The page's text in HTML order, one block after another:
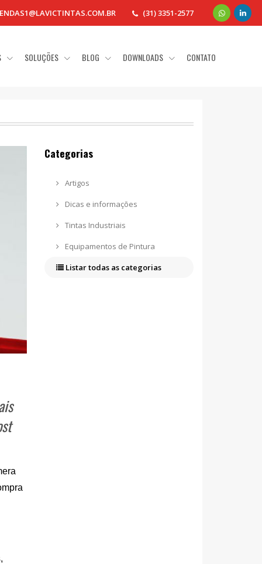
(31) 3351-2577
SOLUÇÕES BLOG DOWNLOADS CONTATO
Categorias
Artigos
Dicas e informações
Tintas Industriais
Equipamentos de Pintura
Listar todas as categorias